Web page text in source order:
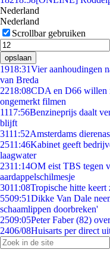
Nederland
Nederland
Scrollbar gebruiken
opslaan
1918:31Vier aanhoudingen
van Breda
2218:08CDA en D66 willen
ongemerkt filmen
1117:56Benzineprijs daalt
blijft
3111:52Amsterdams
2511:46Kabinet geeft
laagwater
2311:14OM eist TBS tegen
aardappelschilmesje
3011:08Tropische hitte keert
5509:51Dikke Van Dale
schaamlippen doorbreken'
2509:05Peter Faber (82)
2406/08Huisarts per direct